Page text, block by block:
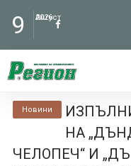
9 Август
2026
Новини
НА
ЧЕЛОПЕЧ“ И